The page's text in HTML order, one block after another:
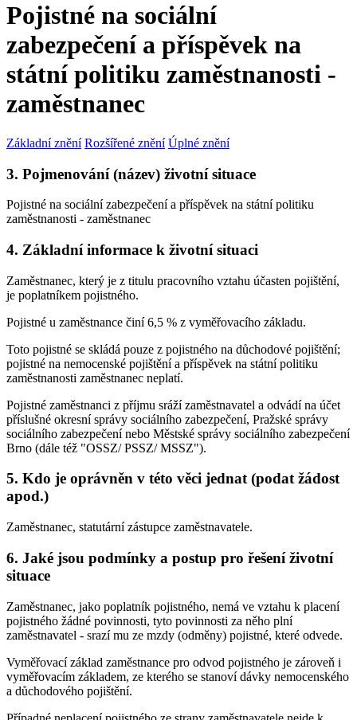
Pojistné na sociální
zabezpečení a příspěvek na
státní politiku zaměstnanosti -
zaměstnanec
Základní znění Rozšířené znění Úplné znění
3. Pojmenování (název) životní situace
Pojistné na sociální zabezpečení a příspěvek na státní politiku
zaměstnanosti - zaměstnanec
4. Základní informace k životní situaci
Zaměstnanec, který je z titulu pracovního vztahu účasten pojištění,
je poplatníkem pojistného.
Pojistné u zaměstnance činí 6,5 % z vyměřovacího základu.
Toto pojistné se skládá pouze z pojistného na důchodové pojištění;
pojistné na nemocenské pojištění a příspěvek na státní politiku
zaměstnanosti zaměstnanec neplatí.
Pojistné zaměstnanci z příjmu sráží zaměstnavatel a odvádí na účet
příslušné okresní správy sociálního zabezpečení, Pražské správy
sociálního zabezpečení nebo Městské správy sociálního zabezpečení
Brno (dále též "OSSZ/ PSSZ/ MSSZ").
5. Kdo je oprávněn v této věci jednat (podat žádost
apod.)
Zaměstnanec, statutární zástupce zaměstnavatele.
6. Jaké jsou podmínky a postup pro řešení životní
situace
Zaměstnanec, jako poplatník pojistného, nemá ve vztahu k placení
pojistného žádné povinnosti, tyto povinnosti za něho plní
zaměstnavatel - srazí mu ze mzdy (odměny) pojistné, které odvede.
Vyměřovací základ zaměstnance pro odvod pojistného je zároveň i
vyměřovacím základem, ze kterého se stanoví dávky nemocenského
a důchodového pojištění.